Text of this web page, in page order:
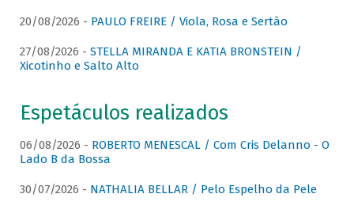
20/08/2026 - PAULO FREIRE / Viola, Rosa e Sertão
27/08/2026 - STELLA MIRANDA E KATIA BRONSTEIN /
Xicotinho e Salto Alto
Espetáculos realizados
06/08/2026 - ROBERTO MENESCAL / Com Cris Delanno - O
Lado B da Bossa
30/07/2026 - NATHALIA BELLAR / Pelo Espelho da Pele